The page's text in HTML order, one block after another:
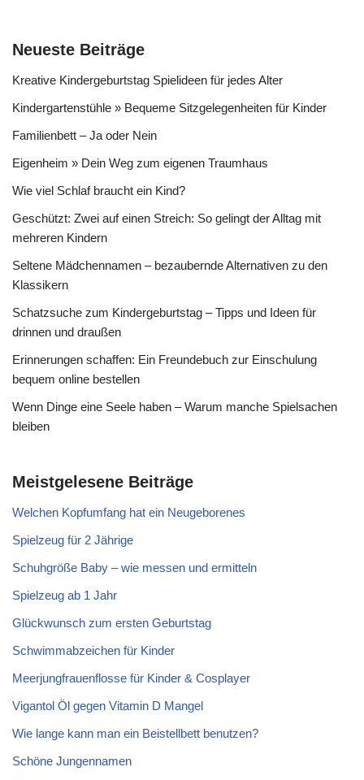
Neueste Beiträge
Kreative Kindergeburtstag Spielideen für jedes Alter
Kindergartenstühle » Bequeme Sitzgelegenheiten für Kinder
Familienbett – Ja oder Nein
Eigenheim » Dein Weg zum eigenen Traumhaus
Wie viel Schlaf braucht ein Kind?
Geschützt: Zwei auf einen Streich: So gelingt der Alltag mit
mehreren Kindern
Seltene Mädchennamen – bezaubernde Alternativen zu den
Klassikern
Schatzsuche zum Kindergeburtstag – Tipps und Ideen für
drinnen und draußen
Erinnerungen schaffen: Ein Freundebuch zur Einschulung
bequem online bestellen
Wenn Dinge eine Seele haben – Warum manche Spielsachen
bleiben
Meistgelesene Beiträge
Welchen Kopfumfang hat ein Neugeborenes
Spielzeug für 2 Jährige
Schuhgröße Baby – wie messen und ermitteln
Spielzeug ab 1 Jahr
Glückwunsch zum ersten Geburtstag
Schwimmabzeichen für Kinder
Meerjungfrauenflosse für Kinder & Cosplayer
Vigantol Öl gegen Vitamin D Mangel
Wie lange kann man ein Beistellbett benutzen?
Schöne Jungennamen